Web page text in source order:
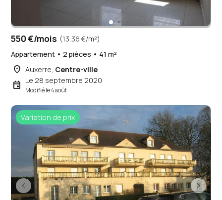
550 €/mois (13,36 €/m²)
Appartement • 2 pièces • 41 m²
place Auxerre, Centre-ville
event Le 28 septembre 2020
Modifié le 4 août
Variation de prix